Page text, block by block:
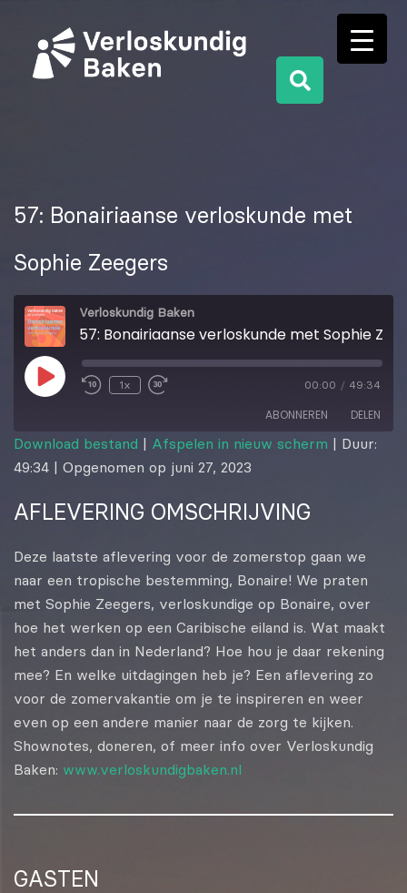
57: Bonairiaanse verloskunde met
Sophie Zeegers
Verloskundig Baken
1x 00:00 / 49:34
ABONNEREN DELEN
DELEN
LINK
Download bestand | Afspelen in nieuw scherm | Duur:
49:34 | Opgenomen op juni 27, 2023
AFLEVERING OMSCHRIJVING
Deze laatste aflevering voor de zomerstop gaan we
naar een tropische bestemming, Bonaire! We praten
met Sophie Zeegers, verloskundige op Bonaire, over
hoe het werken op een Caribische eiland is. Wat maakt
het anders dan in Nederland? Hoe hou je daar rekening
mee? En welke uitdagingen heb je? Een aflevering zo
voor de zomervakantie om je te inspireren en weer
even op een andere manier naar de zorg te kijken.
Shownotes, doneren, of meer info over Verloskundig
Baken: www.verloskundigbaken.nl
GASTEN